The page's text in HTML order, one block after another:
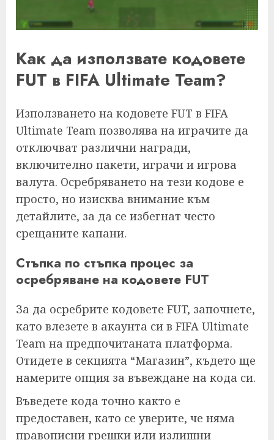
Как да използвате кодовете
FUT в FIFA Ultimate Team?
Използването на кодовете FUT в FIFA
Ultimate Team позволява на играчите да
отключват различни награди,
включително пакети, играчи и игрова
валута. Осребряването на тези кодове е
просто, но изисква внимание към
детайлите, за да се избегнат често
срещаните капани.
Стъпка по стъпка процес за
осребряване на кодовете FUT
За да осребрите кодовете FUT, започнете,
като влезете в акаунта си в FIFA Ultimate
Team на предпочитаната платформа.
Отидете в секцията “Магазин”, където ще
намерите опция за въвеждане на кода си.
Въведете кода точно както е
предоставен, като се уверите, че няма
правописни грешки или излишни